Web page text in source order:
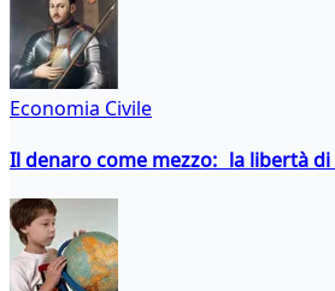
Economia Civile
Il denaro come mezzo: la libertà di